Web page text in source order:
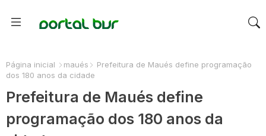
Página inicial maués
Prefeitura de Maués define programação
dos 180 anos da cidade
Prefeitura de Maués define
programação dos 180 anos da